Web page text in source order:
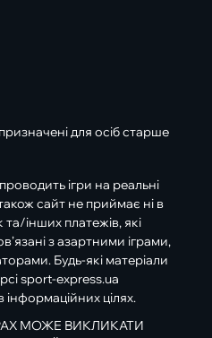
для осіб старше
ігри на реальні
сайт не приймає ні в
інших платежів, які
з азартними іграми,
Будь-які матеріали
sport-express.ua
цілях.
МОЖЕ ВИКЛИКАТИ